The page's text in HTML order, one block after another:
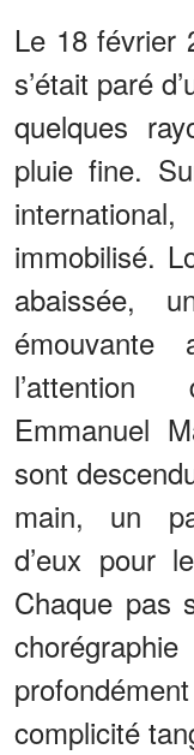
Le 18 février
s’était paré
quelques
pluie fine.
immobilisé.
abaissée,
émouvante
Emmanuel
sont
main, un
d’eux pour
Chaque pas
complicité